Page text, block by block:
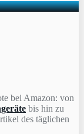
bei Amazon: von
bis hin zu
des täglichen